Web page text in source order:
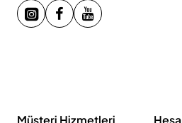
Müşteri Hizmetleri